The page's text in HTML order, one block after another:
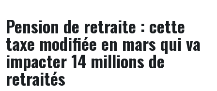
Pension de retraite : cette
taxe modifiée en mars qui va
impacter 14 millions de
retraités